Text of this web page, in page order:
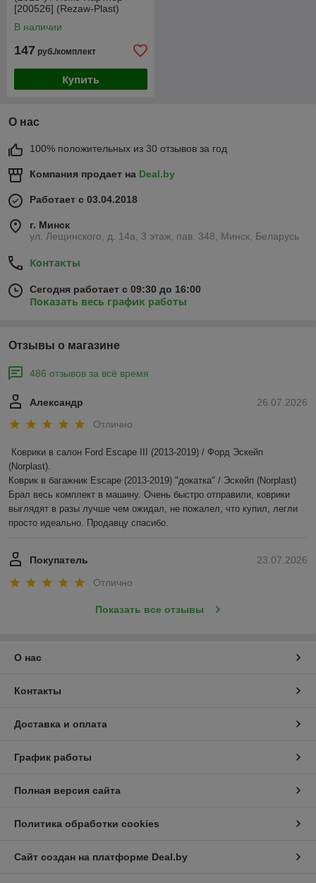
[200526] (Rezaw-Plast)
В наличии
147 руб./комплект
Купить
О нас
100% положительных из 30 отзывов за год
Компания продает на Deal.by
Работает с 03.04.2018
г. Минск
ул. Лещинского, д. 14а, 3 этаж, пав. 348, Минск, Беларусь
Контакты
Сегодня работает с 09:30 до 16:00
Показать весь график работы
Отзывы о магазине
486 отзывов за всё время
26.07.2026
Александр
Отлично
Коврики в салон Ford Escape III (2013-2019) / Форд Эскейп
(Norplast).
Коврик в багажник Escape (2013-2019) "докатка" / Эскейп (Norplast)
Брал весь комплект в машину. Очень быстро отправили, коврики
выглядят в разы лучше чем ожидал, не пожалел, что купил, легли
просто идеально. Продавцу спасибо.
23.07.2026
Покупатель
Отлично
Показать все отзывы
О нас
Контакты
Доставка и оплата
График работы
Полная версия сайта
Политика обработки cookies
Сайт создан на платформе Deal.by